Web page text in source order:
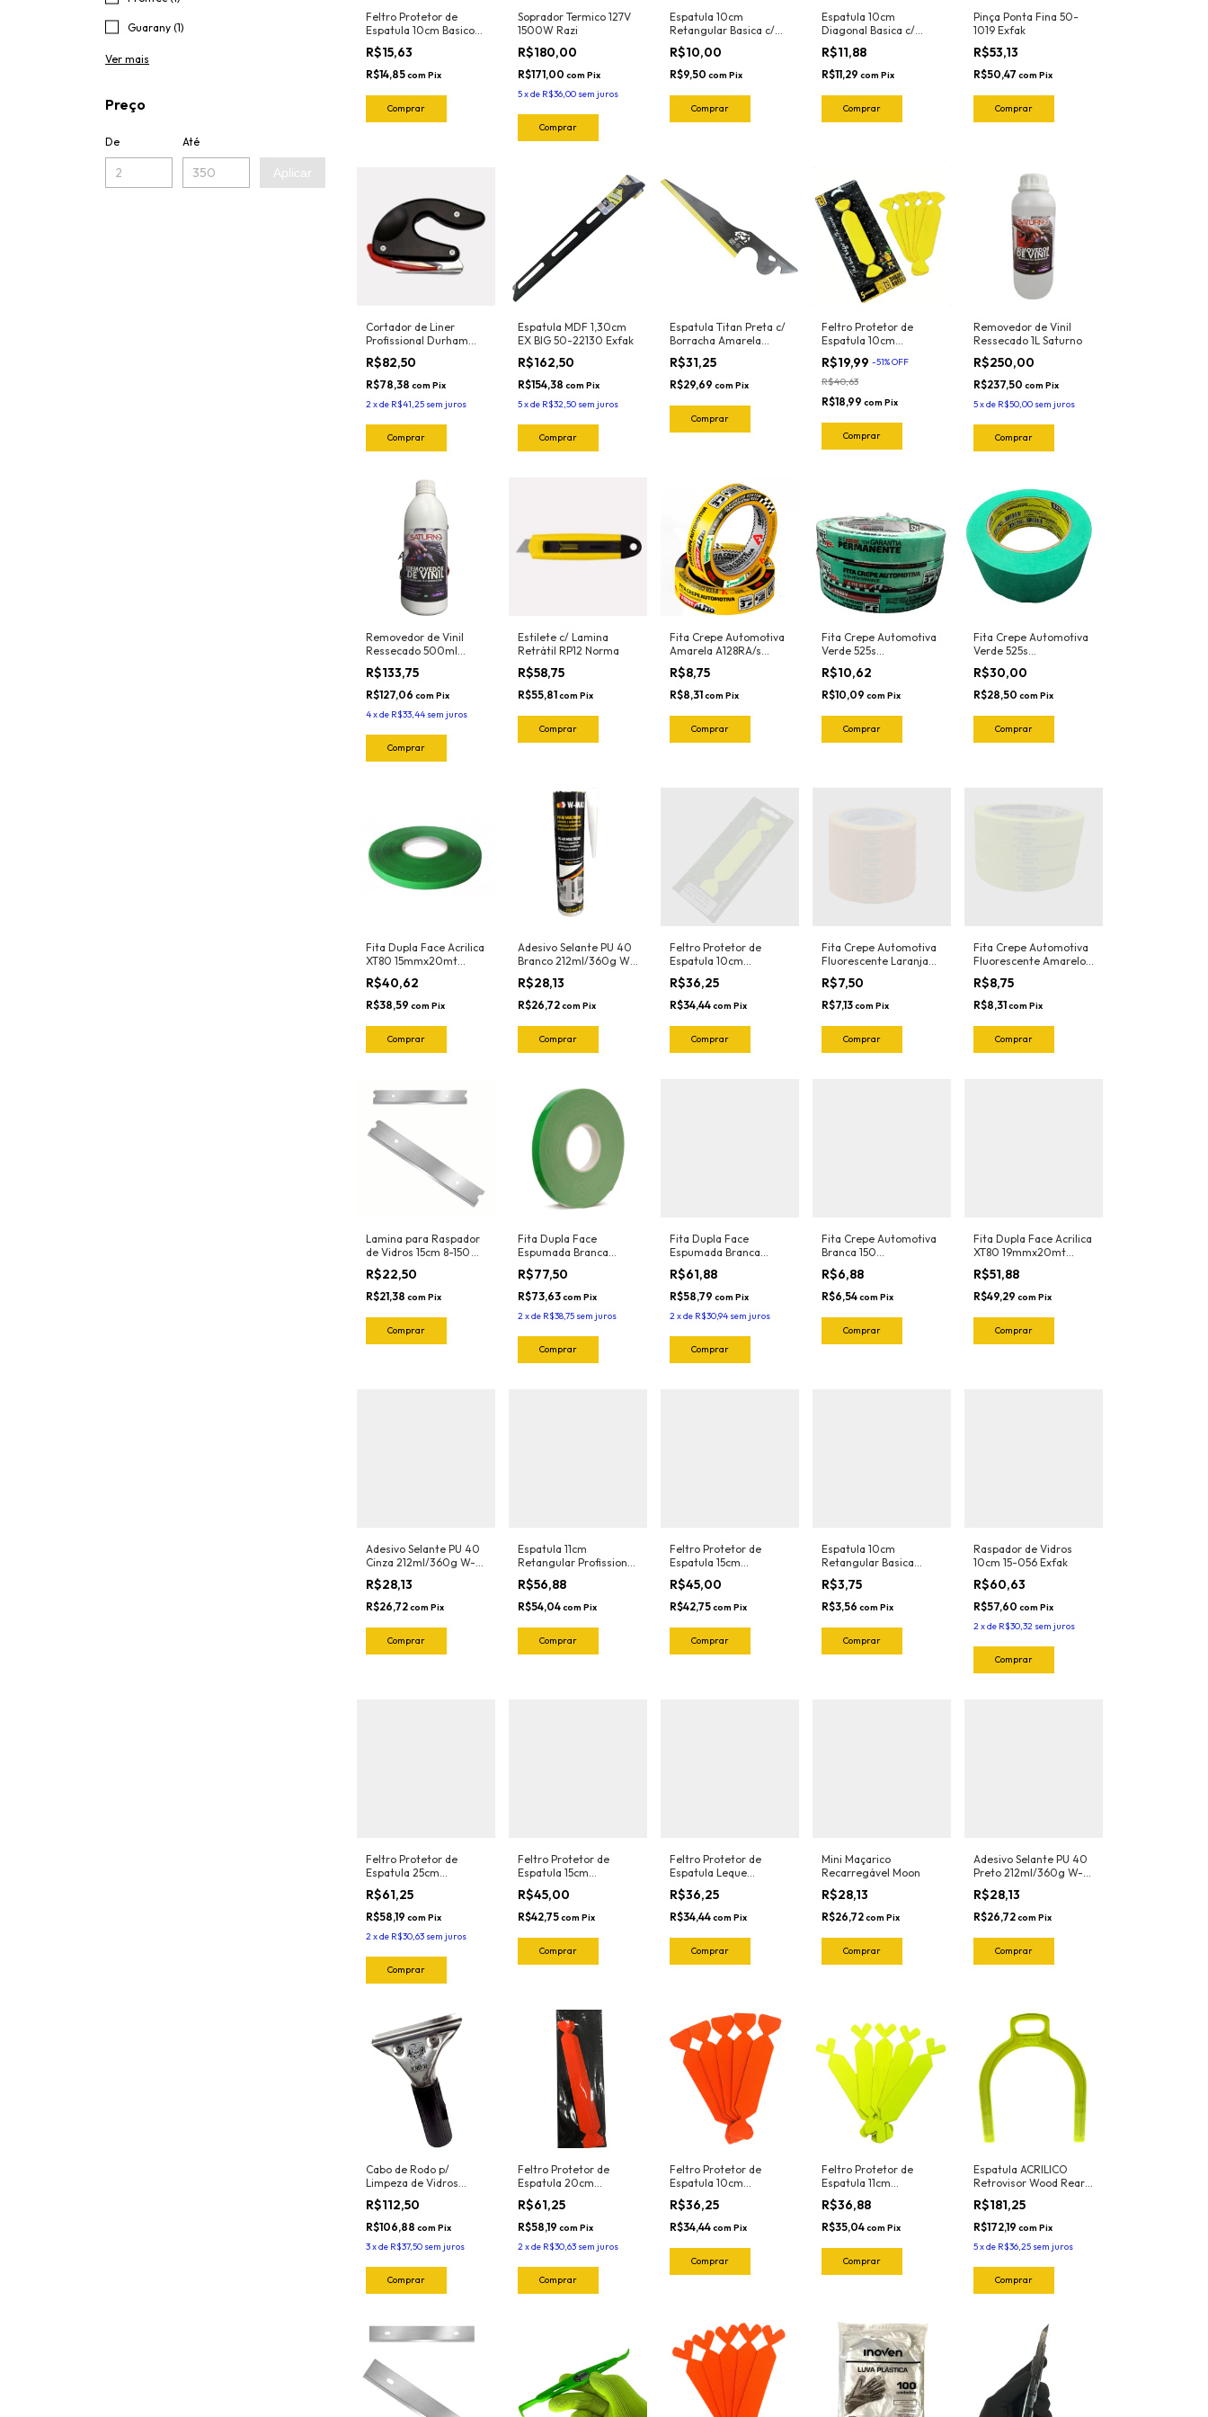
Guarany (1)
Ver mais
Preço
De Até
Aplicar
Feltro Protetor de
Espatula 10cm Basico
Amarelo (5und) 1090
Ronek
R$15,63
R$14,85com Pix
Soprador Termico 127V
1500W Razi
R$180,00
R$171,00 com Pix
5xde R$36,00 sem juros
Espatula 10cm
Retangular Basica c/
Feltro (Amarela-Semi
Flexivel) 50-2032 Exfak
R$10,00
R$9,50 com Pix
Espatula 10cm
Diagonal Basica c/
Feltro (Amarela-Semi
Flexivel) 50-2023 Exfak
R$11,88
R$11,29 com Pix
Pinça Ponta Fina 50-
1019 Exfak
R$53,13
R$50,47 com Pix
Cortador de Liner
Profissional Durham
HT30 Norma
R$82,50
R$78,38 com Pix
2xde R$41,25 sem juros
Espatula MDF 1,30cm
EX BIG 50-22130 Exfak
R$162,50
R$154,38 com Pix
5xde R$32,50 sem juros
Espatula Titan Preta c/
Borracha Amarela
(Flexivel) 50-2044
Exfak
R$31,25
R$29,69 com Pix
Feltro Protetor de
Espatula 10cm
Profissional (Blister c/
5und) Banana Buffer
R$19,99 -51%OFF
R$40,63
R$18,99 com Pix
Removedor de Vinil
Ressecado 1L Saturno
R$250,00
R$237,50 com Pix
5xde R$50,00 sem juros
Removedor de Vinil
Ressecado 500ml
Saturno
R$133,75
R$127,06 com Pix
4xde R$33,44 sem juros
Estilete c/ Lamina
Retrátil RP12 Norma
R$58,75
R$55,81com Pix
Fita Crepe Automotiva
Amarela A128RA/s
18mmX40mt Adere
R$8,75
R$8,31com Pix
Fita Crepe Automotiva
Verde 525s
18mmX40mt Adere
R$10,62
R$10,09 com Pix
Fita Crepe Automotiva
Verde 525s
48mmX50mt Adere
R$30,00
R$28,50 com Pix
Fita Dupla Face Acrilica
XT80 15mmx20mt
Adere
R$40,62
R$38,59 com Pix
Adesivo Selante PU 40
Branco 212ml/360g W-
Max Wurth
R$28,13
R$26,72com Pix
Feltro Protetor de
Espatula 10cm
Profissional Green
(5und) 1020.G Joker
R$36,25
R$34,44com Pix
Fita Crepe Automotiva
Fluorescente Laranja
139 18mmX30mt Nastro
R$7,50
R$7,13com Pix
Fita Crepe Automotiva
Fluorescente Amarelo
136 18mmX30mt Nastro
R$8,75
R$8,31com Pix
Lamina para Raspador
de Vidros 15cm 8-150
(C/ 10 und) Exfak (Para
o Raspador 15-054
Exfak)
R$22,50
R$21,38 com Pix
Fita Dupla Face
Espumada Branca
XB110 19mmx20mt
Adere
R$77,50
R$73,63com Pix
2xde R$38,75 sem juros
Fita Dupla Face
Espumada Branca
XB110 12mmx20mt
Adere
R$61,88
R$58,79 com Pix
2xde R$30,94 sem juros
Fita Crepe Automotiva
Branca 150
18mmX40mt Nastro
R$6,88
R$6,54com Pix
Fita Dupla Face Acrilica
XT80 19mmx20mt
Adere
R$51,88
R$49,29 com Pix
Adesivo Selante PU 40
Cinza 212ml/360g W-
Max Wurth
R$28,13
R$26,72com Pix
Espatula 11cm
Retangular Profissional
Magnetica GREAT
(Verde-Flexivel) 3112
Joker
R$56,88
R$54,04com Pix
Feltro Protetor de
Espatula 15cm
Profissional Orange
(5und) 1022.O Joker
R$45,00
R$42,75com Pix
Espatula 10cm
Retangular Basica
Neon (Pink-Flexivel)
3030RN Ronek
R$3,75
R$3,56 com Pix
Raspador de Vidros
10cm 15-056 Exfak
R$60,63
R$57,60 com Pix
2xde R$30,32 sem juros
Feltro Protetor de
Espatula 25cm
Profissional Orange
(5und) 1025.O Joker
R$61,25
R$58,19 com Pix
2xde R$30,63 sem juros
Feltro Protetor de
Espatula 15cm
Profissional Green
(5und) 1022.G Joker
R$45,00
R$42,75com Pix
Feltro Protetor de
Espatula Leque
Profissional Orange
(5und) 1023.O Joker
R$36,25
R$34,44com Pix
Mini Maçarico
Recarregável Moon
R$28,13
R$26,72com Pix
Adesivo Selante PU 40
Preto 212ml/360g W-
Max Wurth
R$28,13
R$26,72com Pix
Cabo de Rodo p/
Limpeza de Vidros
(INOX) 4033 Joker
R$112,50
R$106,88 com Pix
3xde R$37,50 sem juros
Feltro Protetor de
Espatula 20cm
Profissional Orange
(5und) 1024.O Joker
R$61,25
R$58,19 com Pix
2xde R$30,63 sem juros
Feltro Protetor de
Espatula 10cm
Profissional Orange
(5und) 1020.O Joker
R$36,25
R$34,44com Pix
Feltro Protetor de
Espatula 11cm
Profissional Green
(5und) 1018.G Joker
R$36,88
R$35,04com Pix
Espatula ACRILICO
Retrovisor Wood Rear
9219 Joker
R$181,25
R$172,19 com Pix
5xde R$36,25 sem juros